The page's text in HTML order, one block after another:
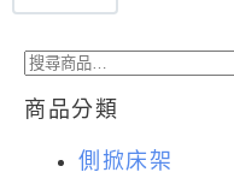
商品分類
側掀床架